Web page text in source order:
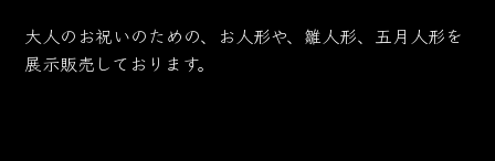
大人のお祝いのための、お人形や、雛人形、五月人形を
展示販売しております。